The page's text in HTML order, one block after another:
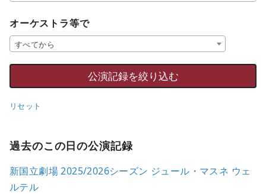
オーケストラ等で
すべてから
リセット
過去のこの日の公演記録
新国立劇場 2025/2026シーズン ジュール・マスネ ウェ
ルテル